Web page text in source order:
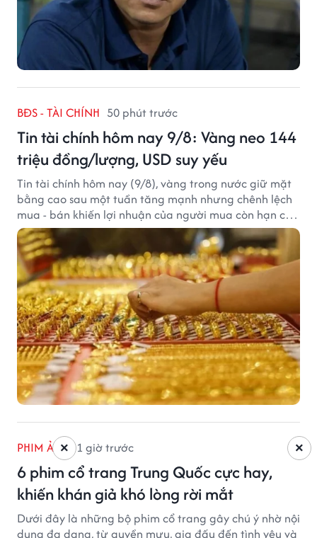
BĐS - TÀI CHÍNH 50 phút trước
Tin tài chính hôm nay 9/8: Vàng neo 144
triệu đồng/lượng, USD suy yếu
Tin tài chính hôm nay (9/8), vàng trong nước giữ mặt
bằng cao sau một tuần tăng mạnh nhưng chênh lệch
mua - bán khiến lợi nhuận của người mua còn hạn chế,
trong khi USD chịu sức ép sau dữ liệu việc làm Mỹ gây
thất vọng.
PHIM ẢNH 1 giờ trước
6 phim cổ trang Trung Quốc cực hay,
khiến khán giả khó lòng rời mắt
Dưới đây là những bộ phim cổ trang gây chú ý nhờ nội
dung đa dạng, từ quyền mưu, gia đấu đến tình yêu và
×
×